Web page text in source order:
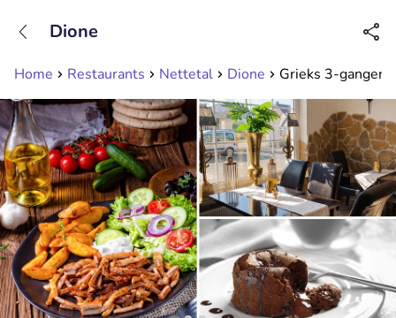
Bereikbaar tot 23:00 uur
Home Restaurants Nettetal Dione Grieks 3-gangen
Dione